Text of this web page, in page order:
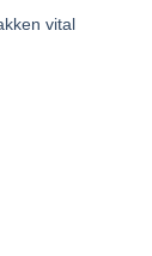
Wishlist
vital